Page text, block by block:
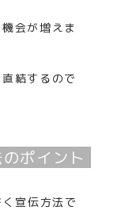
会が増えま
結するので
ポイント
宣伝方法で